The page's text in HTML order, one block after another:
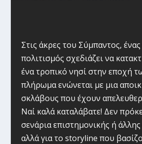
Στις άκρες του Σύμπαντος,
πολιτισμός σχεδιάζει να
ένα τροπικό νησί στην εποχή
πλήρωμα ενώνεται με μια
σκλάβους που έχουν
Ναί καλά καταλάβατε! Δεν
σενάρια επιστημονικής ή
αλλά για το storyline που